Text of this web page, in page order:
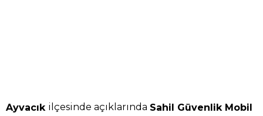
Ayvacık ilçesinde açıklarında Sahil Güvenlik Mobil